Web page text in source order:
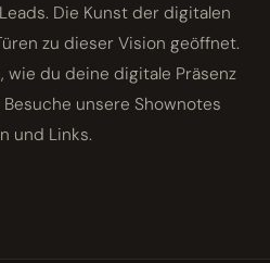
Die Kunst der digitalen
zu dieser Vision geöffnet.
wie du deine digitale Präsenz
unsere Shownotes
und Links.